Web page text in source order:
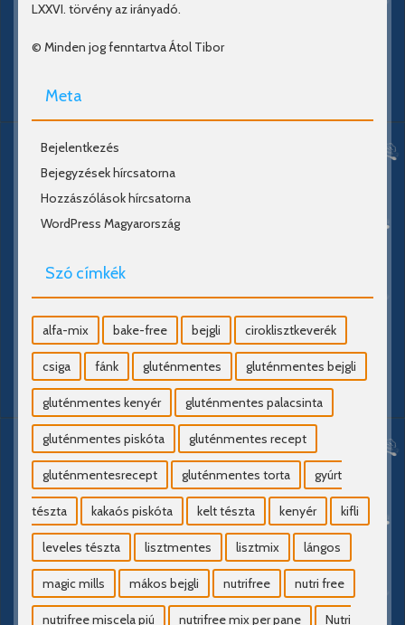
LXXVI. törvény az irányadó.
© Minden jog fenntartva Átol Tibor
Meta
Bejelentkezés
Bejegyzések hírcsatorna
Hozzászólások hírcsatorna
WordPress Magyarország
Szó címkék
alfa-mix bake-free bejgli ciroklisztkeverék
csiga fánk gluténmentes gluténmentes bejgli
gluténmentes kenyér gluténmentes palacsinta
gluténmentes piskóta gluténmentes recept
gluténmentesrecept gluténmentes torta gyúrt
tészta kakaós piskóta kelt tészta kenyér kifli
leveles tészta lisztmentes lisztmix lángos
magic mills mákos bejgli nutrifree nutri free
nutrifree miscela piú nutrifree mix per pane Nutri